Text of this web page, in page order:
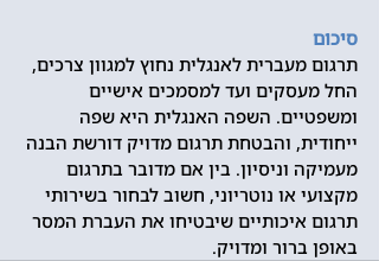
סיכום
תרגום מעברית לאנגלית נחוץ למגוון צרכים,
החל מעסקים ועד למסמכים אישיים
ומשפטיים. השפה האנגלית היא שפה
ייחודית, והבטחת תרגום מדויק דורשת הבנה
מעמיקה וניסיון. בין אם מדובר בתרגום
מקצועי או נוטריוני, חשוב לבחור בשירותי
תרגום איכותיים שיבטיחו את העברת המסר
באופן ברור ומדויק.